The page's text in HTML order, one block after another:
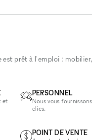
prêt à l'emploi :
et
PERSONNEL
Nous vous
clics.
POINT DE VENTE